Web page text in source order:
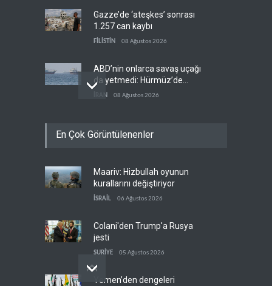
Gazze’de ‘ateşkes’ sonrası
1.257 can kaybı
FİLİSTİN 08 Ağustos 2026
ABD’nin onlarca savaş uçağı
da yetmedi: Hürmüz’de
gemi vuruldu
İRAN 08 Ağustos 2026
'Arap projesi' uyarısı
Mossad’ın İran'a karşı Kürt
planı neden çöktü?
08 Ağustos 2026
En Çok Görüntülenenler
Maariv: Hizbullah oyunun
kurallarını değiştiriyor
İSRAİL 06 Ağustos 2026
Colani'den Trump'a Rusya
jesti
SURİYE 05 Ağustos 2026
Yemen’den dengeleri